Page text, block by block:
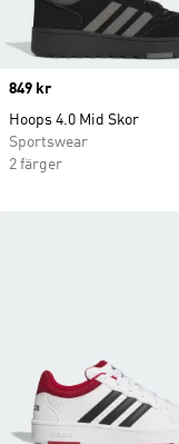
Price
849 kr
Hoops 4.0 Mid Skor
Sportswear
2 färger